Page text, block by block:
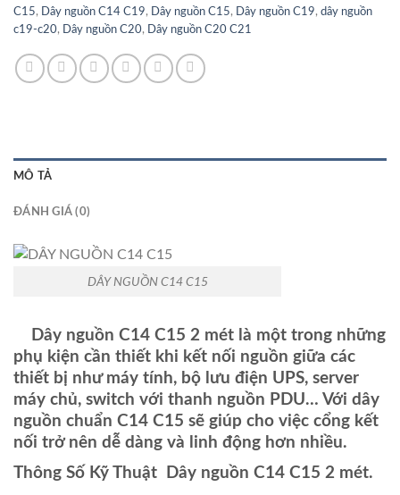
C15, Dây nguồn C14 C19, Dây nguồn C15, Dây nguồn C19, dây nguồn
c19-c20, Dây nguồn C20, Dây nguồn C20 C21
MÔ TẢ
ĐÁNH GIÁ (0)
DÂY NGUỒN C14 C15
Dây nguồn C14 C15 2 mét là một trong những
phụ kiện cần thiết khi kết nối nguồn giữa các
thiết bị như máy tính, bộ lưu điện UPS, server
máy chủ, switch với thanh nguồn PDU… Với dây
nguồn chuẩn C14 C15 sẽ giúp cho việc cổng kết
nối trở nên dễ dàng và linh động hơn nhiều.
Thông Số Kỹ Thuật Dây nguồn C14 C15 2 mét.